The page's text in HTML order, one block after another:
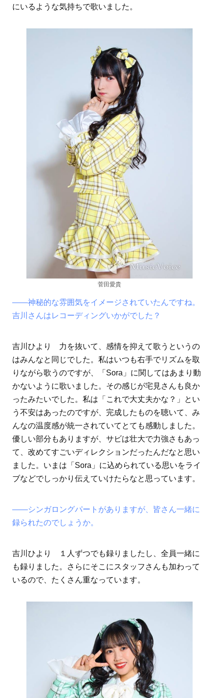
にいるような気持ちで歌いました。
菅田愛貴
――神秘的な雰囲気をイメージされていたんですね。
吉川さんはレコーディングいかがでした？
吉川ひより 力を抜いて、感情を抑えて歌うというの
はみんなと同じでした。私はいつも右手でリズムを取
りながら歌うのですが、「Sora」に関してはあまり動
かないように歌いました。その感じが宅見さんも良か
ったみたいでした。私は「これで大丈夫かな？」とい
う不安はあったのですが、完成したものを聴いて、み
んなの温度感が統一されていてとても感動しました。
優しい部分もありますが、サビは壮大で力強さもあっ
て、改めてすごいディレクションだったんだなと思い
ました。いまは「Sora」に込められている思いをライ
ブなどでしっかり伝えていけたらなと思っています。
――シンガロングパートがありますが、皆さん一緒に
録られたのでしょうか。
吉川ひより １人ずつでも録りましたし、全員一緒に
も録りました。さらにそこにスタッフさんも加わって
いるので、たくさん重なっています。